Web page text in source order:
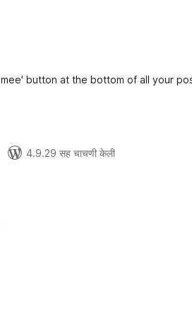
button at the bottom of all your
4.9.29 सह चाचणी केली